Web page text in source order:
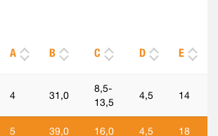
A B C D E
4 31,0
8,5-
13,5
4,5 14
5 39,0 16,0 4,5 18